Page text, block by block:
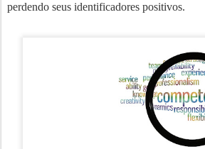
perdendo seus identificadores positivos.